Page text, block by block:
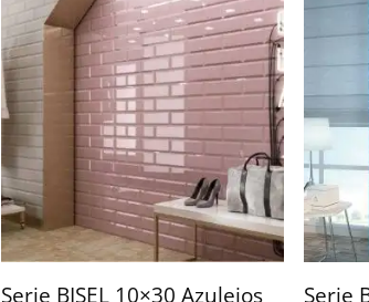
Serie BISEL 10×30 Azulejos
Serie